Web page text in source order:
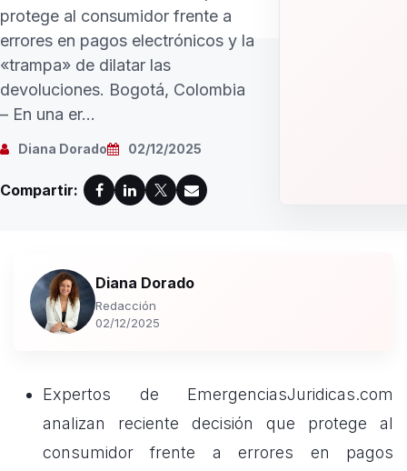
protege al consumidor frente a
errores en pagos electrónicos y la
«trampa» de dilatar las
devoluciones. Bogotá, Colombia
– En una er...
Diana Dorado 02/12/2025
Compartir:
Diana Dorado
Redacción
02/12/2025
Expertos de EmergenciasJuridicas.com
analizan reciente decisión que protege al
consumidor frente a errores en pagos